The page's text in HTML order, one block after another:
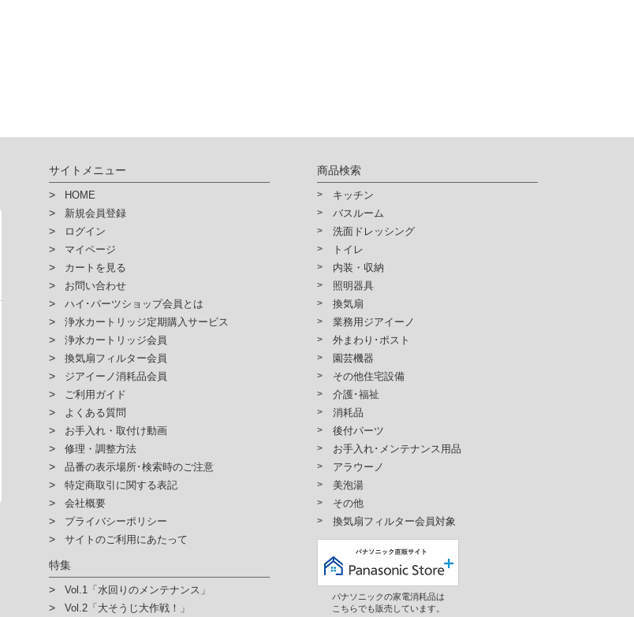
サイトメニュー
HOME
新規会員登録
ログイン
マイページ
カートを見る
お問い合わせ
ハイ･パーツショップ会員とは
浄水カートリッジ定期購入サービス
浄水カートリッジ会員
換気扇フィルター会員
ジアイーノ消耗品会員
ご利用ガイド
よくある質問
お手入れ・取付け動画
修理・調整方法
品番の表示場所･検索時のご注意
特定商取引に関する表記
会社概要
プライバシーポリシー
サイトのご利用にあたって
特集
Vol.1「水回りのメンテナンス」
Vol.2「大そうじ大作戦！」
商品検索
キッチン
バスルーム
洗面ドレッシング
トイレ
内装・収納
照明器具
換気扇
業務用ジアイーノ
外まわり･ポスト
園芸機器
その他住宅設備
介護･福祉
消耗品
後付パーツ
お手入れ･メンテナンス用品
アラウーノ
美泡湯
その他
換気扇フィルター会員対象
パナソニックの家電消耗品は
こちらでも販売しています。